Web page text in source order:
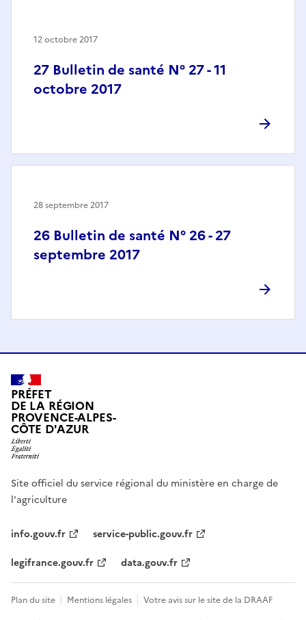
27 Bulletin de santé N° 27 - 11
octobre 2017
12 octobre 2017
26 Bulletin de santé N° 26 - 27
septembre 2017
28 septembre 2017
PRÉFET
DE LA RÉGION
PROVENCE-ALPES-
CÔTE D'AZUR
Site officiel du service régional du ministère en charge de
l'agriculture
info.gouv.fr
service-public.gouv.fr
legifrance.gouv.fr
data.gouv.fr
Plan du site Mentions légales
Votre avis sur le site de la DRAAF